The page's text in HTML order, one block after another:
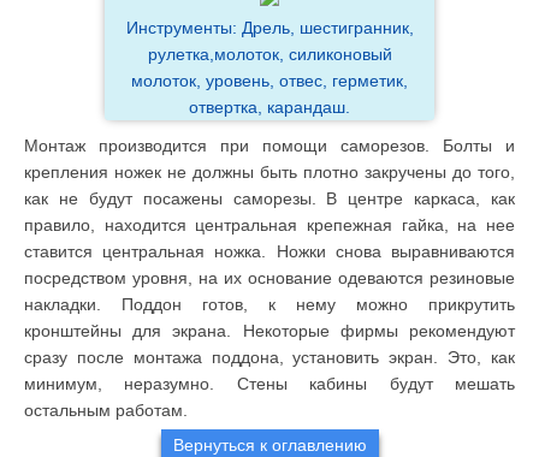
Инструменты: Дрель, шестигранник,
рулетка,молоток, силиконовый
молоток, уровень, отвес, герметик,
отвертка, карандаш.
Монтаж производится при помощи саморезов. Болты и
крепления ножек не должны быть плотно закручены до того,
как не будут посажены саморезы. В центре каркаса, как
правило, находится центральная крепежная гайка, на нее
ставится центральная ножка. Ножки снова выравниваются
посредством уровня, на их основание одеваются резиновые
накладки. Поддон готов, к нему можно прикрутить
кронштейны для экрана. Некоторые фирмы рекомендуют
сразу после монтажа поддона, установить экран. Это, как
минимум, неразумно. Стены кабины будут мешать
остальным работам.
Вернуться к оглавлению